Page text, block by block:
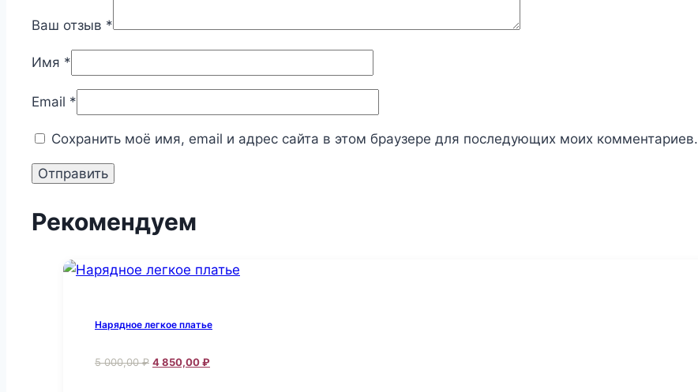
Ваш отзыв *
Имя *
Email *
Сохранить моё имя, email и адрес сайта в этом браузере для последующих моих комментариев.
Рекомендуем
Нарядное легкое платье
5 000,00₽ Первоначальная
4 850,00₽Текущая